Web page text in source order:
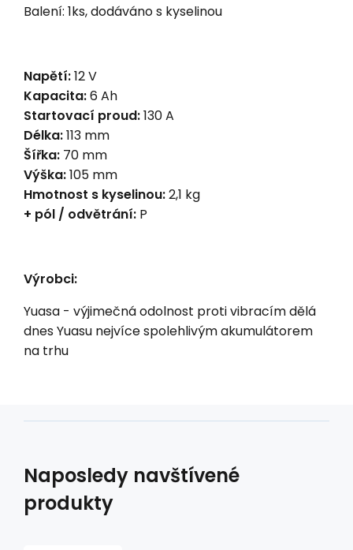
Balení: 1ks, dodáváno s kyselinou
Napětí:12 V
Kapacita:6 Ah
Startovací proud:130 A
Délka:113 mm
Šířka: 70 mm
Výška:105 mm
Hmotnost s kyselinou:2,1 kg
+ pól / odvětrání: P
Výrobci:
Yuasa - výjimečná odolnost proti vibracím dělá
dnes Yuasu nejvíce spolehlivým akumulátorem
na trhu
Naposledy navštívené
produkty